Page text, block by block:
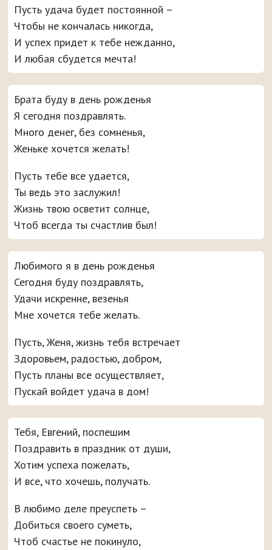
Пусть удача будет постоянной –
Чтобы не кончалась никогда,
И успех придет к тебе нежданно,
И любая сбудется мечта!
Брата буду в день рожденья
Я сегодня поздравлять.
Много денег, без сомненья,
Женьке хочется желать!
Пусть тебе все удается,
Ты ведь это заслужил!
Жизнь твою осветит солнце,
Чтоб всегда ты счастлив был!
Любимого я в день рожденья
Сегодня буду поздравлять,
Удачи искренне, везенья
Мне хочется тебе желать.
Пусть, Женя, жизнь тебя встречает
Здоровьем, радостью, добром,
Пусть планы все осуществляет,
Пускай войдет удача в дом!
Тебя, Евгений, поспешим
Поздравить в праздник от души,
Хотим успеха пожелать,
И все, что хочешь, получать.
В любимо деле преуспеть –
Добиться своего суметь,
Чтоб счастье не покинуло,